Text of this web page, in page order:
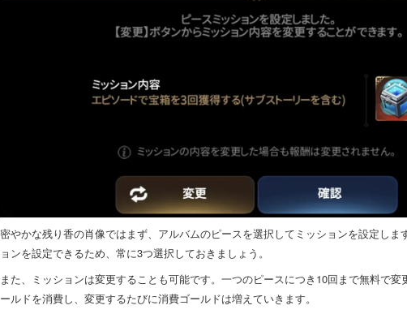
密やかな残り香の肖像ではまず、アルバムのピースを選択してミッションを設定しま
ョンを設定できるため、常に3つ選択しておきましょう。
また、ミッションは変更することも可能です。一つのピースにつき10回まで無料で変
ールドを消費し、変更するたびに消費ゴールドは増えていきます。